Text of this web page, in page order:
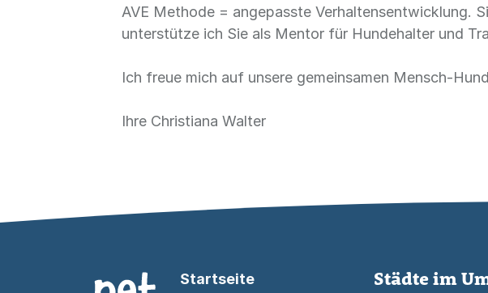
AVE Methode = angepasste Verhaltensentwicklung.
unterstütze ich Sie als Mentor für Hundehalter und
Ich freue mich auf unsere gemeinsamen Mensch-
Ihre Christiana Walter
Startseite
Städte im